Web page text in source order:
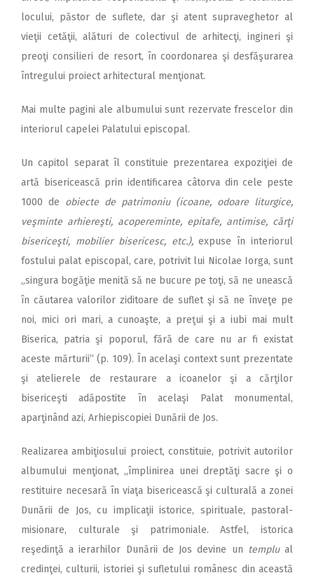
locului, păstor de suflete, dar şi atent supraveghetor al
vieţii cetăţii, alături de colectivul de arhitecţi, ingineri şi
preoţi consilieri de resort, în coordonarea şi desfăşurarea
întregului proiect arhitectural menţionat.
Mai multe pagini ale albumului sunt rezervate frescelor din
interiorul capelei Palatului episcopal.
Un capitol separat îl constituie prezentarea expoziţiei de
artă bisericească prin identificarea câtorva din cele peste
1000 de obiecte de patrimoniu (icoane, odoare liturgice,
veşminte arhiereşti, acopereminte, epitafe, antimise, cărţi
bisericeşti, mobilier bisericesc, etc.),expuse în interiorul
fostului palat episcopal, care, potrivit lui Nicolae Iorga, sunt
„singura bogăţie menită să ne bucure pe toţi, să ne unească
în căutarea valorilor ziditoare de suflet şi să ne înveţe pe
noi, mici ori mari, a cunoaşte, a preţui şi a iubi mai mult
Biserica, patria şi poporul, fără de care nu ar fi existat
aceste mărturii” (p. 109). În acelaşi context sunt prezentate
şi atelierele de restaurare a icoanelor şi a cărţilor
bisericeşti adăpostite în acelaşi Palat monumental,
aparţinând azi, Arhiepiscopiei Dunării de Jos.
Realizarea ambiţiosului proiect, constituie, potrivit autorilor
albumului menţionat, „împlinirea unei dreptăţi sacre şi o
restituire necesară în viaţa bisericească şi culturală a zonei
Dunării de Jos, cu implicaţii istorice, spirituale, pastoral-
misionare, culturale şi patrimoniale. Astfel, istorica
reşedinţă a ierarhilor Dunării de Jos devine un templual
credinţei, culturii, istoriei şi sufletului românesc din această